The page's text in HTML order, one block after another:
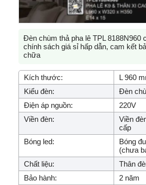
Đèn chùm thả pha lê TPL 8188N960
chính sách giá sỉ hấp dẫn, cam kết
chữa
Kích thước:
L 960
Kiểu đèn:
Đèn
Điện áp nguồn:
220V
Viền đèn:
Viền
cấp
Bóng led:
Bóng
(chưa
Chất liệu:
Thân
Bảo hành:
2 năm